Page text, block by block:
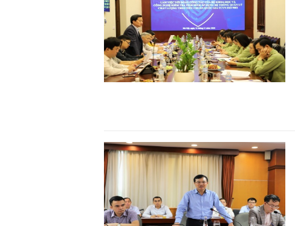
"Có rất nhiều việc phải làm
ngay từ bây giờ và trên thực tế
đang được tiến hành như tăng
đầu tư cho khoa học công
nghệ; ban hành các cơ chế
khuyến khích đổi mới sáng tạo,